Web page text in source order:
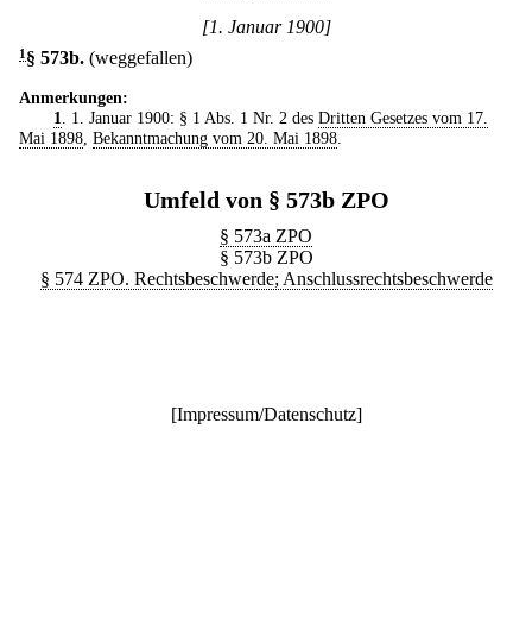
[1. Januar 1900]
1 § 573b. (weggefallen)
Anmerkungen:
1
. 1. Januar 1900: § 1 Abs. 1 Nr. 2 des Dritten Gesetzes vom 17.
Mai 1898 Bekanntmachung vom 20. Mai 1898
Umfeld von § 573b ZPO
§ 573a ZPO
§ 573b ZPO
§ 574 ZPO. Rechtsbeschwerde; Anschlussrechtsbeschwerde
[Impressum/Datenschutz]